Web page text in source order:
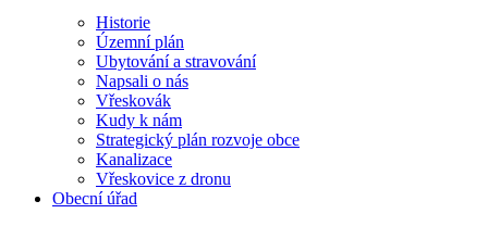
Historie
Územní plán
Ubytování a stravování
Napsali o nás
Vřeskovák
Kudy k nám
Strategický plán rozvoje obce
Kanalizace
Vřeskovice z dronu
Obecní úřad